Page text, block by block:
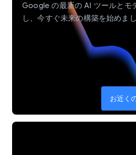
Google の最新の AI ツールとモ
し、今すぐ未来の構築を始めまし
お近く